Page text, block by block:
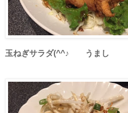
玉ねぎサラダ(^^♪ うまし